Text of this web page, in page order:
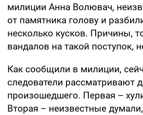
милиции Анна Волювач,
от памятника голову и
несколько кусков. Причины,
вандалов на такой поступок,
Как сообщили в милиции,
следователи рассматривают
произошедшего. Первая –
Вторая – неизвестные